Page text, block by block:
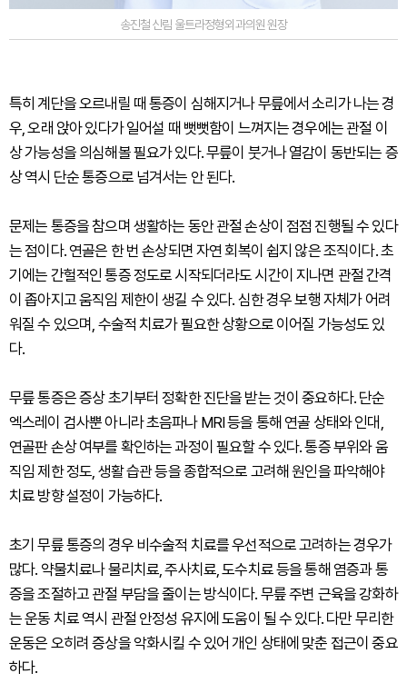
송진철 신림 울트라정형외과의원 원장
특히 계단을 오르내릴 때 통증이 심해지거나 무릎에서 소리가 나는 경
우, 오래 앉아 있다가 일어설 때 뻣뻣함이 느껴지는 경우에는 관절 이
상 가능성을 의심해볼 필요가 있다. 무릎이 붓거나 열감이 동반되는 증
상 역시 단순 통증으로 넘겨서는 안 된다.
문제는 통증을 참으며 생활하는 동안 관절 손상이 점점 진행될 수 있다
는 점이다. 연골은 한 번 손상되면 자연 회복이 쉽지 않은 조직이다. 초
기에는 간헐적인 통증 정도로 시작되더라도 시간이 지나면 관절 간격
이 좁아지고 움직임 제한이 생길 수 있다. 심한 경우 보행 자체가 어려
워질 수 있으며, 수술적 치료가 필요한 상황으로 이어질 가능성도 있
다.
무릎 통증은 증상 초기부터 정확한 진단을 받는 것이 중요하다. 단순
엑스레이 검사뿐 아니라 초음파나 MRI 등을 통해 연골 상태와 인대,
연골판 손상 여부를 확인하는 과정이 필요할 수 있다. 통증 부위와 움
직임 제한 정도, 생활 습관 등을 종합적으로 고려해 원인을 파악해야
치료 방향 설정이 가능하다.
초기 무릎 통증의 경우 비수술적 치료를 우선적으로 고려하는 경우가
많다. 약물치료나 물리치료, 주사치료, 도수치료 등을 통해 염증과 통
증을 조절하고 관절 부담을 줄이는 방식이다. 무릎 주변 근육을 강화하
는 운동 치료 역시 관절 안정성 유지에 도움이 될 수 있다. 다만 무리한
운동은 오히려 증상을 악화시킬 수 있어 개인 상태에 맞춘 접근이 중요
하다.